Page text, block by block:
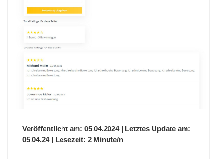
Veröffentlicht am: 05.04.2024 | Letztes Update am:
05.04.24 | Lesezeit: 2 Minute/n